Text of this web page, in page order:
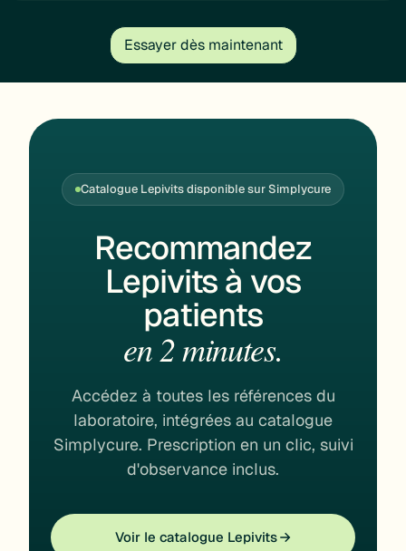
Essayer dès maintenant
Catalogue Lepivits disponible sur Simplycure
Recommandez
Lepivits à vos
patients
en 2 minutes.
Accédez à toutes les références du
laboratoire, intégrées au catalogue
Simplycure. Prescription en un clic, suivi
d'observance inclus.
Voir le catalogue Lepivits